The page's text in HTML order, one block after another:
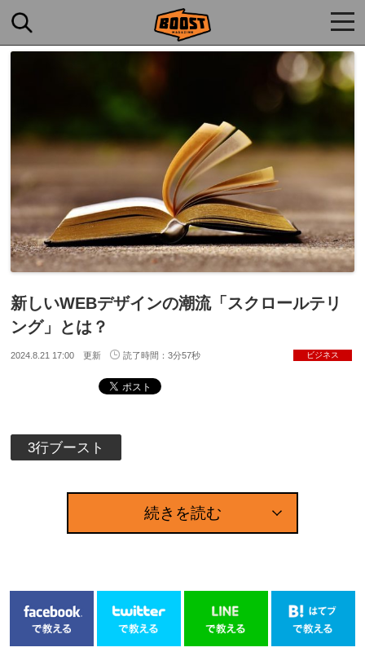
新しいWEBデザインの潮流「スクロールテリ
ング」とは？
2024.8.21 17:00 更新 読了時間：3分57秒 ビジネス
3行ブースト
続きを読む